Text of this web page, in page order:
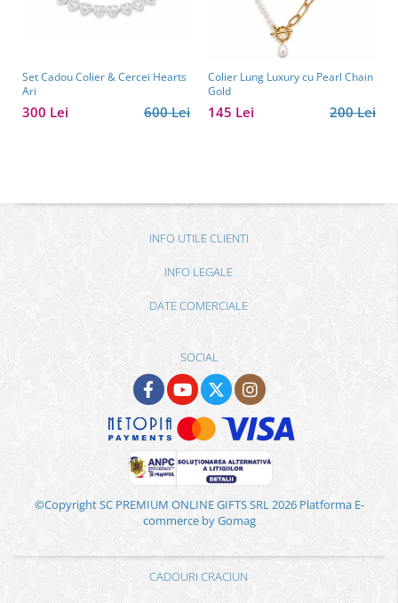
Set Cadou Colier & Cercei Hearts
Ari
600 Lei
300 Lei
Colier Lung Luxury cu Pearl Chain
Gold
200 Lei
145 Lei
INFO UTILE CLIENTI
INFO LEGALE
DATE COMERCIALE
SOCIAL
©Copyright SC PREMIUM ONLINE GIFTS SRL 2026 Platforma E-
commerce by Gomag
CADOURI CRACIUN